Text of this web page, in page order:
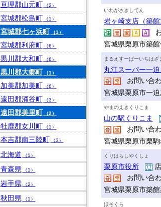
いわがさきしてん
岩ヶ崎支店（築館
宮城県栗原市築
まるえすーぱーいちはざ
丸江スーパー一
お問い合
宮城県栗原市一
やまのえきくりこま
山の駅くりこま
お問い合
宮城県栗原市栗
くりはらしやくしょ
栗原市役所
お問い合
宮城県栗原市築
ほそくら
亘理郡山元町 （2）
宮城郡松島町 （1）
宮城郡七ヶ浜町 （1）
宮城郡利府町 （6）
黒川郡大和町 （6）
黒川郡大郷町 （1）
加美郡加美町 （6）
遠田郡涌谷町 （3）
遠田郡美里町 （2）
牡鹿郡女川町 （1）
本吉郡南三陸町 （3）
北海道 （1）
青森県 （1）
岩手県 （2）
秋田県 （1）